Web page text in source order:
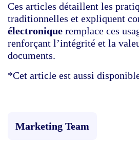
Ces articles détaillent les
traditionnelles et expliquent
électronique remplace ces
renforçant l’intégrité et la
documents.
*Cet article est aussi
Marketing Team